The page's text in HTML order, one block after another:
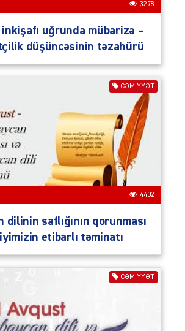
3278
uğrunda mübarizə –
düşüncəsinin təzahürü
CƏMIYYƏT
4402
dilinin saflığının qorunması
etibarlı təminatı
CƏMIYYƏT